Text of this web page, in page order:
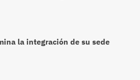
la integración de su sede